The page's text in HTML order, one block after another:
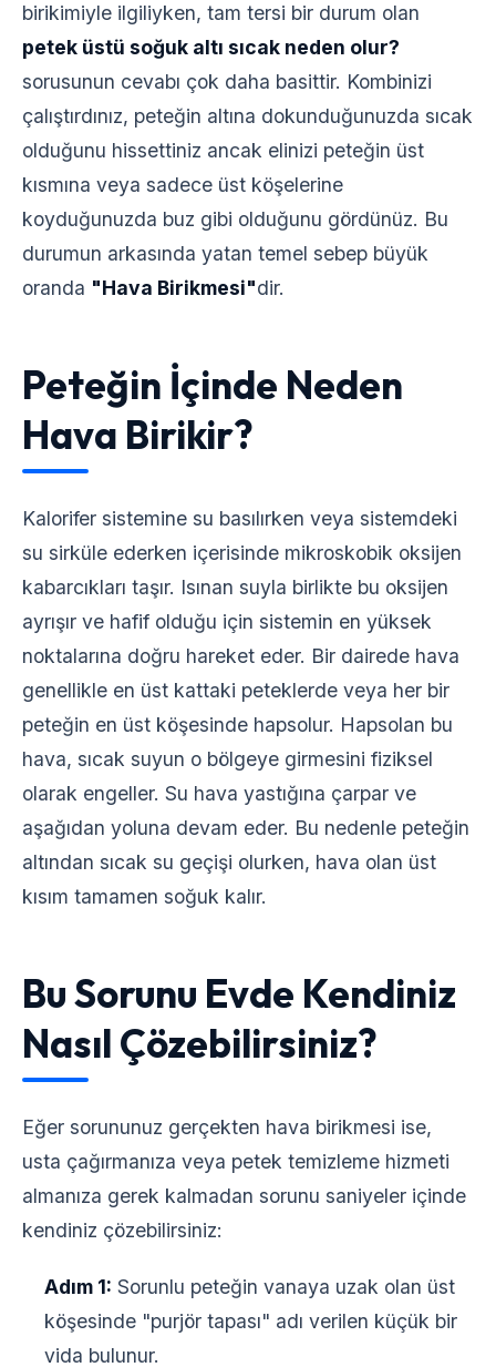
birikimiyle ilgiliyken, tam tersi bir durum olan
petek üstü soğuk altı sıcak neden olur?
sorusunun cevabı çok daha basittir. Kombinizi
çalıştırdınız, peteğin altına dokunduğunuzda sıcak
olduğunu hissettiniz ancak elinizi peteğin üst
kısmına veya sadece üst köşelerine
koyduğunuzda buz gibi olduğunu gördünüz. Bu
durumun arkasında yatan temel sebep büyük
oranda "Hava Birikmesi"dir.
Peteğin İçinde Neden
Hava Birikir?
Kalorifer sistemine su basılırken veya sistemdeki
su sirküle ederken içerisinde mikroskobik oksijen
kabarcıkları taşır. Isınan suyla birlikte bu oksijen
ayrışır ve hafif olduğu için sistemin en yüksek
noktalarına doğru hareket eder. Bir dairede hava
genellikle en üst kattaki peteklerde veya her bir
peteğin en üst köşesinde hapsolur. Hapsolan bu
hava, sıcak suyun o bölgeye girmesini fiziksel
olarak engeller. Su hava yastığına çarpar ve
aşağıdan yoluna devam eder. Bu nedenle peteğin
altından sıcak su geçişi olurken, hava olan üst
kısım tamamen soğuk kalır.
Bu Sorunu Evde Kendiniz
Nasıl Çözebilirsiniz?
Eğer sorununuz gerçekten hava birikmesi ise,
usta çağırmanıza veya petek temizleme hizmeti
almanıza gerek kalmadan sorunu saniyeler içinde
kendiniz çözebilirsiniz:
Adım 1: Sorunlu peteğin vanaya uzak olan üst
köşesinde "purjör tapası" adı verilen küçük bir
vida bulunur.